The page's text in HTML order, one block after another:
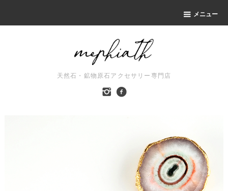
メニュー
天然石・鉱物原石アクセサリー専門店